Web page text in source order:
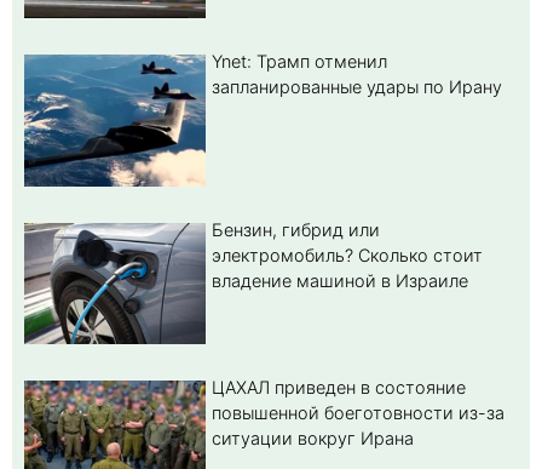
Ynet: Трамп отменил
запланированные удары по Ирану
Бензин, гибрид или
электромобиль? Cколько стоит
владение машиной в Израиле
ЦАХАЛ приведен в состояние
повышенной боеготовности из-за
ситуации вокруг Ирана